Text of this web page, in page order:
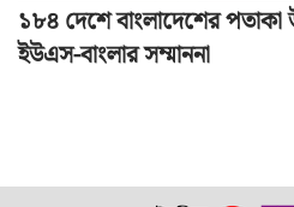
১৮৪ দেশে বাংলাদেশের
ইউএস-বাংলার সম্মাননা